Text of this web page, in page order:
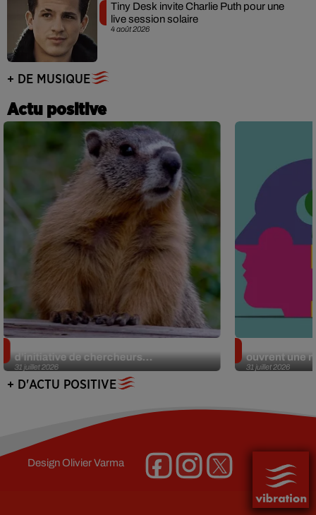
4 août 2026
Tiny Desk invite Charlie Puth pour une
live session solaire
+ DE MUSIQUE
Actu positive
31 juillet 2026
d’initiative de chercheurs...
31 juillet 2026
ouvrent une
+ D'ACTU POSITIVE
DesignOlivier Varma